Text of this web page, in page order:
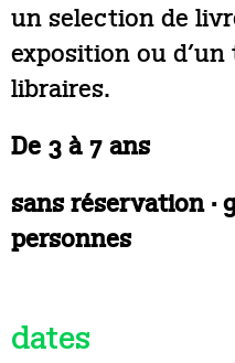
un selection de
exposition ou
libraires.
De 3 à 7 ans
sans réservation ·
personnes
dates